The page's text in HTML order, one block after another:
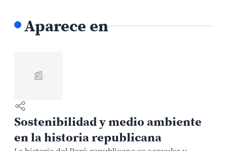
Aparece en
📰
Sostenibilidad y medio ambiente
en la historia republicana